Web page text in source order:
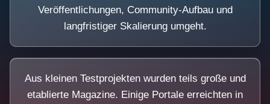
Veröffentlichungen, Community-Aufbau und
langfristiger Skalierung umgeht.
Aus kleinen Testprojekten wurden teils große und
etablierte Magazine. Einige Portale erreichten in